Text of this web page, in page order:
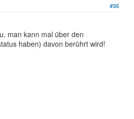
#35
man kann mal über den
haben) davon berührt wird!